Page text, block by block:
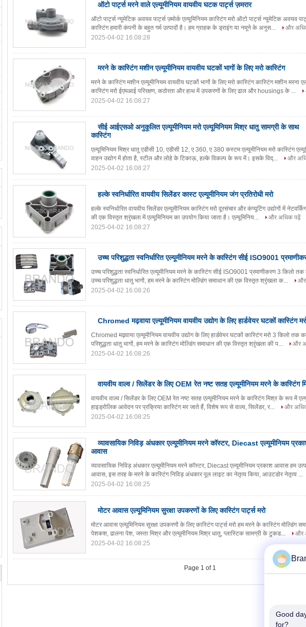
ऑटो पार्ट्स मरने वाले एल्यूमीनियम वायवीय घटक पार्ट्स ज़मरार
ऑटो पार्ट्स न्यूमेटिक अवयव पार्ट्स ज़मोर्क एल्यूमिनियम कास्टिंग मरो ऑटो पार्ट्स न्यूमेटिक अवयव
कास्टिंग हमारी कंपनी के बहुत गर्म उत्पादों है। हम ग्राहक के ड्राइंग या नमूने के अनुस...
और
2025-04-02 16:08:28
मरने के कास्टिंग मशीन एल्यूमीनियम वायवीय घटकों भागों के लिए मरो कास्टिंग
मरने के कास्टिंग मशीन एल्यूमीनियम वायवीय घटकों भागों के लिए मरो कास्टिंग कास्टिंग मशीन मरना
कास्टिंग मरो ईएमआई परिरक्षण, कठोरता और हाथ में उपकरणों के लिए ढाल और housings के ...
2025-04-02 16:08:27
सीई आईएसओ अनुकूलित एल्यूमीनियम मरो एल्यूमिनियम मिश्र धातु सामग्री के साथ
कास्टिंग
एल्यूमिनियम मिश्र धातु एडीसी 10, एडीसी 12, ए 360, ए 380 कस्टम एल्यूमीनियम मरो कास्टिंग
वाहन उद्योग में होता है, स्टील और लोहे के टिकाऊ, हल्के विकल्प के रूप में। इसके विद्...
और
2025-04-02 16:08:27
हल्के स्वनिर्धारित वायवीय सिलेंडर कास्ट एल्यूमीनियम जंग प्रतिरोधी मरो
हल्के स्वनिर्धारित वायवीय सिलेंडर एल्यूमीनियम कास्टिंग मरो दूरसंचार और कंप्यूटिंग उद्योगों में
की एक विस्तृत श्रृंखला में एल्यूमिनियम का उपयोग किया जाता है। एल्यूमिनिय...
और अधिक पढ़ें
2025-04-02 16:08:27
उच्च परिशुद्धता स्वनिर्धारित एल्यूमीनियम मरने के कास्टिंग सीई ISO9001
उच्च परिशुद्धता स्वनिर्धारित एल्यूमीनियम मरने के कास्टिंग सीई ISO9001 प्रमाणीकरण 3 किलो
उच्च परिशुद्धता धातु भागों, हम मरने के कास्टिंग मोल्डिंग समाधान की एक विस्तृत श्रृंखला क...
और
2025-04-02 16:08:26
Chromed मढ़वाया एल्यूमीनियम वायवीय उद्योग के लिए हार्डवेयर घटकों कास्टिंग
Chromed मढ़वाया एल्यूमीनियम वायवीय उद्योग के लिए हार्डवेयर घटकों कास्टिंग मरो 3 किलो
परिशुद्धता धातु भागों, हम मरने के कास्टिंग मोल्डिंग समाधान की एक विस्तृत श्रृंखला की प...
और
2025-04-02 16:08:26
वायवीय वाल्व / सिलेंडर के लिए OEM रेत नष्ट सतह एल्यूमीनियम मरने के कास्टिंग
वायवीय वाल्व / सिलेंडर के लिए OEM रेत नष्ट सतह एल्यूमीनियम मरने के कास्टिंग मिश्र के रूप में
हाइड्रोलिक आवेदन पर प्रक्रिया कास्टिंग मर जाते हैं, विशेष रूप से वाल्व, सिलेंडर, र...
और
2025-04-02 16:08:25
व्यावसायिक निविड़ अंधकार एल्यूमीनियम मरने कॉस्टर, Diecast एल्यूमीनियम
आवास
व्यावसायिक निविड़ अंधकार एल्यूमीनियम मरने कॉस्टर, Diecast एल्यूमीनियम प्रकाश आवास हम
आवास, इस तरह के मरने के कास्टिंग निविड़ अंधकार पूल लाइट का नेतृत्व किया, आउटडोर नेतृत्व ...
2025-04-02 16:08:25
मोटर आवास एल्यूमिनियम सुरक्षा उपकरणों के लिए कास्टिंग पार्ट्स मरो
मोटर आवास एल्यूमिनियम सुरक्षा उपकरणों के लिए कास्टिंग पार्ट्स मरो हम मरने के कास्टिंग मोल्डिंग
पेशकश, ढालना पेश, जस्ता मिश्र और एल्यूमीनियम मिश्र धातु, प्लास्टिक सामग्री के टुकड...
और
2025-04-02 16:08:25
Page 1 of 1
Good
for?